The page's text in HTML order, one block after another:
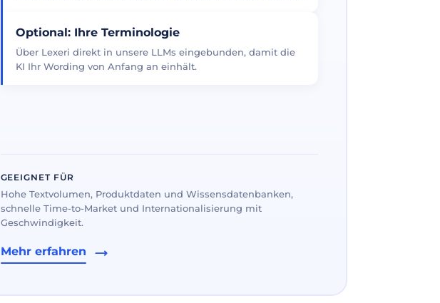
Optional: Ihre Terminologie
Über Lexeri direkt in unsere LLMs eingebunden, damit die
KI Ihr Wording von Anfang an einhält.
GEEIGNET FÜR
Hohe Textvolumen, Produktdaten und Wissensdatenbanken,
schnelle Time-to-Market und Internationalisierung mit
Geschwindigkeit.
Mehr erfahren